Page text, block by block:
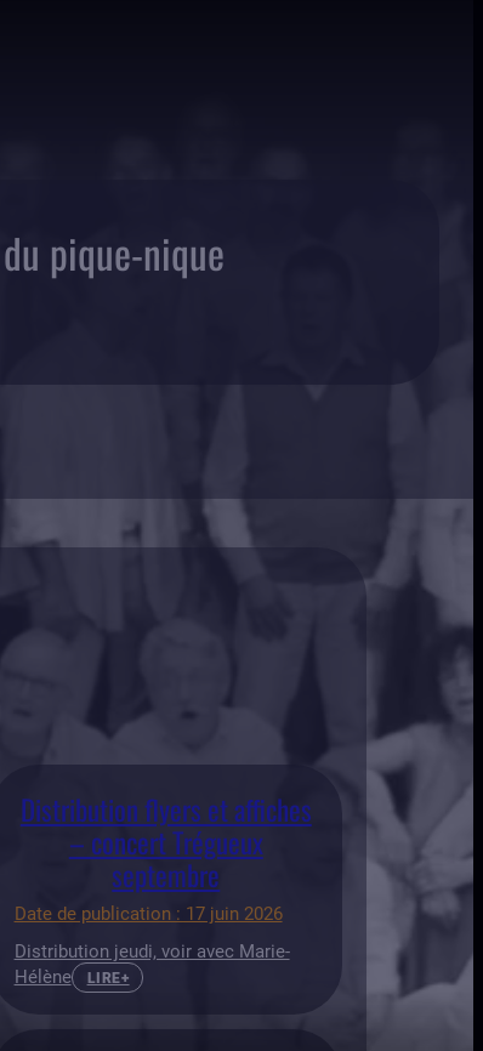
pique-nique
Distribution flyers et affiches
– concert Trégueux
septembre
Date de publication : 17 juin 2026
Distribution jeudi, voir avec Marie-
Hélène
LIRE+